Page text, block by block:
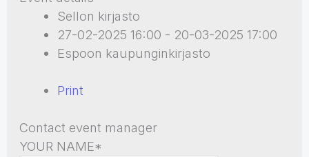
Sellon kirjasto
27-02-2025 16:00 - 20-03-2025 17:00
Espoon kaupunginkirjasto
Print
Contact event manager
YOUR NAME*